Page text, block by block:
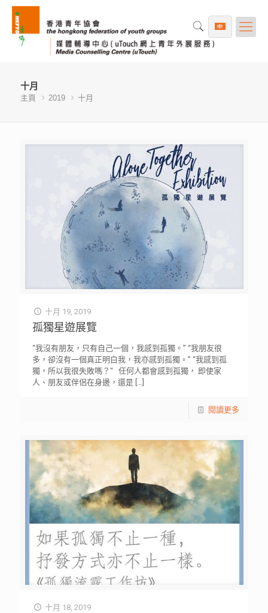
十月
主頁 2019 十月
十月 19, 2019
孤獨星遊展覽
“我沒有朋友，只有自己一個，我感到孤獨。” “我朋友很
多，卻沒有一個真正明白我，我亦感到孤獨。” “我感到孤
獨，所以我很失敗嗎？“ 任何人都會感到孤獨， 即使家
人、朋友或伴侶在身邊，還是[…]
閱讀更多
十月 18, 2019